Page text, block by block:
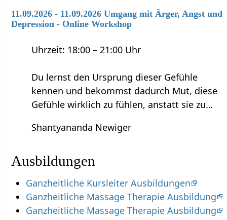
11.09.2026 - 11.09.2026 Umgang mit Ärger, Angst und
Depression - Online Workshop
Uhrzeit: 18:00 – 21:00 Uhr
Du lernst den Ursprung dieser Gefühle
kennen und bekommst dadurch Mut, diese
Gefühle wirklich zu fühlen, anstatt sie zu…
Shantyananda Newiger
Ausbildungen
Ganzheitliche Kursleiter Ausbildungen
Ganzheitliche Massage Therapie Ausbildung
Ganzheitliche Massage Therapie Ausbildung